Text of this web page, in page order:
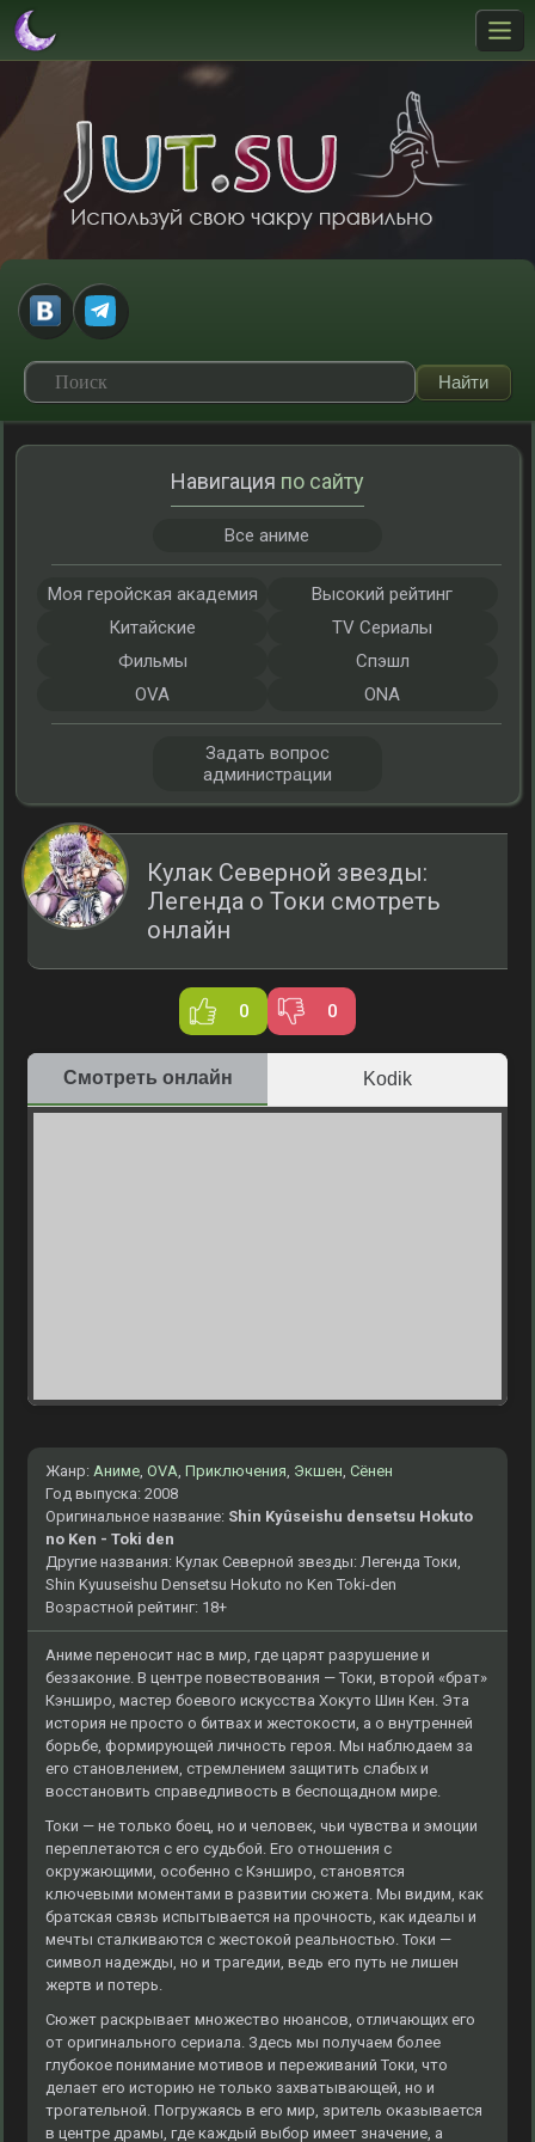
Кулак Северной звезды:
Легенда о Токи смотреть
онлайн
0 0
Смотреть онлайн Kodik
Жанр: Аниме, OVA, Приключения, Экшен, Сёнен
Год выпуска: 2008
Оригинальное название: Shin Kyûseishu densetsu Hokuto
no Ken - Toki den
Другие названия: Кулак Северной звезды: Легенда Токи,
Shin Kyuuseishu Densetsu Hokuto no Ken Toki-den
Возрастной рейтинг: 18+
Аниме переносит нас в мир, где царят разрушение и
беззаконие. В центре повествования — Токи, второй «брат»
Кэнширо, мастер боевого искусства Хокуто Шин Кен. Эта
история не просто о битвах и жестокости, а о внутренней
борьбе, формирующей личность героя. Мы наблюдаем за
его становлением, стремлением защитить слабых и
восстановить справедливость в беспощадном мире.
Токи — не только боец, но и человек, чьи чувства и эмоции
переплетаются с его судьбой. Его отношения с
окружающими, особенно с Кэнширо, становятся
ключевыми моментами в развитии сюжета. Мы видим, как
братская связь испытывается на прочность, как идеалы и
мечты сталкиваются с жестокой реальностью. Токи —
символ надежды, но и трагедии, ведь его путь не лишен
жертв и потерь.
Сюжет раскрывает множество нюансов, отличающих его
от оригинального сериала. Здесь мы получаем более
глубокое понимание мотивов и переживаний Токи, что
делает его историю не только захватывающей, но и
трогательной. Погружаясь в его мир, зритель оказывается
в центре драмы, где каждый выбор имеет значение, а
Навигация по сайту
Все аниме
Моя геройская академия
Высокий рейтинг
Китайские
TV Сериалы
Фильмы
Спэшл
OVA
ONA
Задать вопрос
администрации